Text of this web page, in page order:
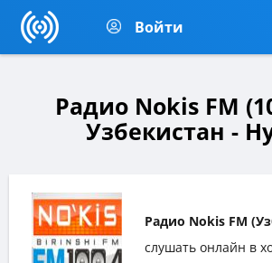
Войти
Радио Nokis FM
Узбекистан -
Радио Nokis FM
слушать онлайн в